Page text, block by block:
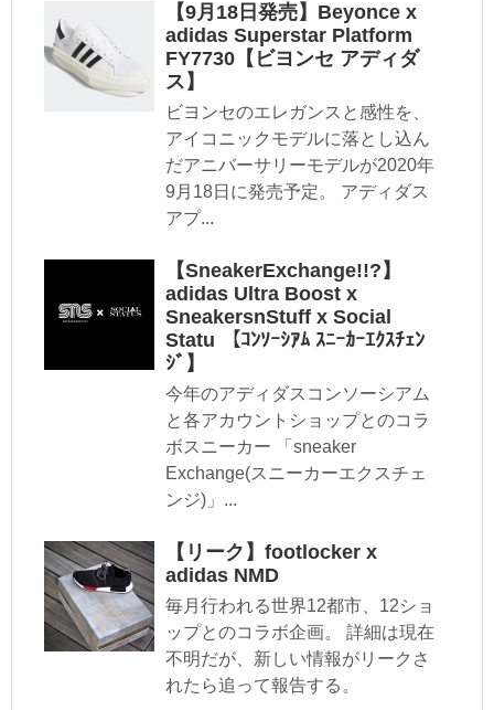
【9月18日発売】Beyonce x
adidas Superstar Platform
FY7730【ビヨンセ アディダ
ス】
ビヨンセのエレガンスと感性を、
アイコニックモデルに落とし込ん
だアニバーサリーモデルが2020年
9月18日に発売予定。 アディダス
アプ...
【SneakerExchange!!?】
adidas Ultra Boost x
SneakersnStuff x Social
Statu 【ｺﾝｿｰｼｱﾑ ｽﾆｰｶｰｴｸｽﾁｪﾝ
ｼﾞ】
今年のアディダスコンソーシアム
と各アカウントショップとのコラ
ボスニーカー 「sneaker
Exchange(スニーカーエクスチェ
ンジ)」...
【リーク】footlocker x
adidas NMD
毎月行われる世界12都市、12ショ
ップとのコラボ企画。 詳細は現在
不明だが、新しい情報がリークさ
れたら追って報告する。